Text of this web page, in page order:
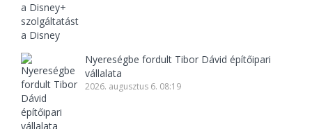
Nyereségbe fordult Tibor Dávid építőipari
vállalata
2026. augusztus 6. 08:19